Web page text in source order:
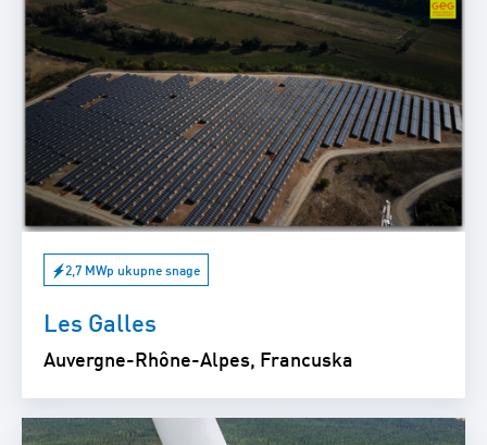
2,7 MWp ukupne snage
Les Galles
Auvergne-Rhône-Alpes, Francuska